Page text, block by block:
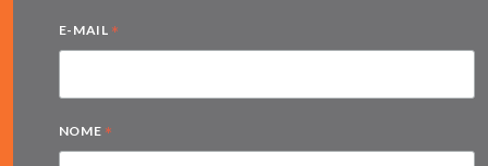
E-MAIL *
NOME *